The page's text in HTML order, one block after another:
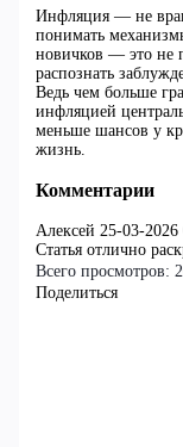
Инфляция — не
понимать
новичков — это не
распознать
Ведь чем больше
инфляцией
меньше шансов у
жизнь.
Комментарии
Алексей 25-03-2026
Статья отлично
Всего просмотров:
Поделиться